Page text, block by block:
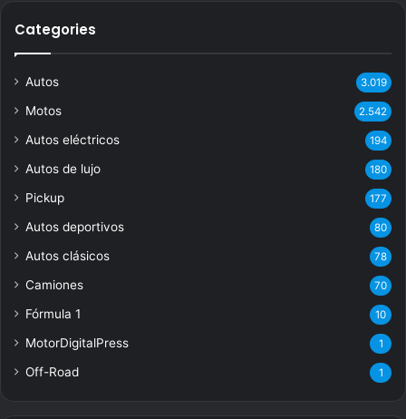
Categories
Autos 3.019
Motos 2.542
Autos eléctricos 194
Autos de lujo 180
Pickup 177
Autos deportivos 80
Autos clásicos 78
Camiones 70
Fórmula 1 10
MotorDigitalPress 1
Off-Road 1